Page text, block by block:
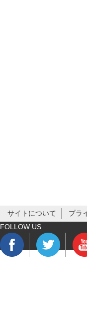
サイトについて
プラ
FOLLOW US